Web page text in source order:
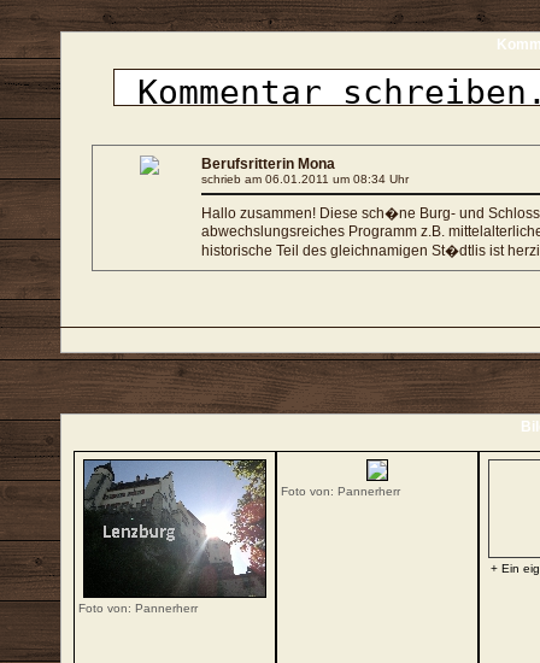
Berufsritterin Mona
schrieb am 06.01.2011 um 08:34 Uhr
Hallo zusammen! Diese sch�ne Burg- und
abwechslungsreiches Programm z.B.
historische Teil des gleichnamigen St�dtlis ist
Foto von: Pannerherr
Foto von: Pannerherr
+ Ein